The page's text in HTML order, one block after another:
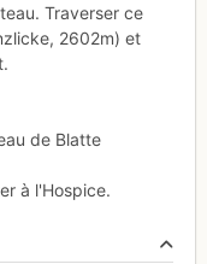
Traverser ce
2602m) et
de Blatte
à l'Hospice.